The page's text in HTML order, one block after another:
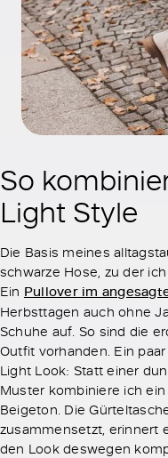
So
Light Style
Die Basis meines
schwarze Hose, zu der
Ein Pullover im
Herbsttagen auch ohne
Schuhe auf. So sind die
Outfit vorhanden. Ein
Light Look: Statt einer
Muster kombiniere ich
Beigeton. Die
zusammensetzt, erinnert
den Look deswegen